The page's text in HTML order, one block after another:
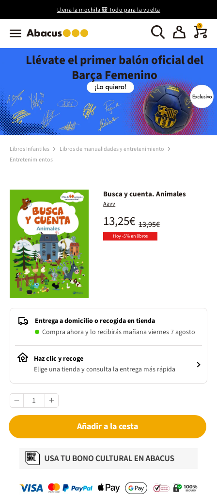
Llena la mochila 🎒 Todo para la vuelta
0
Llévate el primer balón oficial del
Barça Femenino
Libros Infantiles
Libros de manualidades y entretenimiento
Entretenimientos
Busca y cuenta. Animales
Aavv
13,95€
13,25€
Hoy -5% en libros
Entrega a domicilio o recogida en tienda
Compra ahora y lo recibirás mañana viernes 7 agosto
Haz clic y recoge
Elige una tienda y consulta la entrega más rápida
Añadir a la cesta